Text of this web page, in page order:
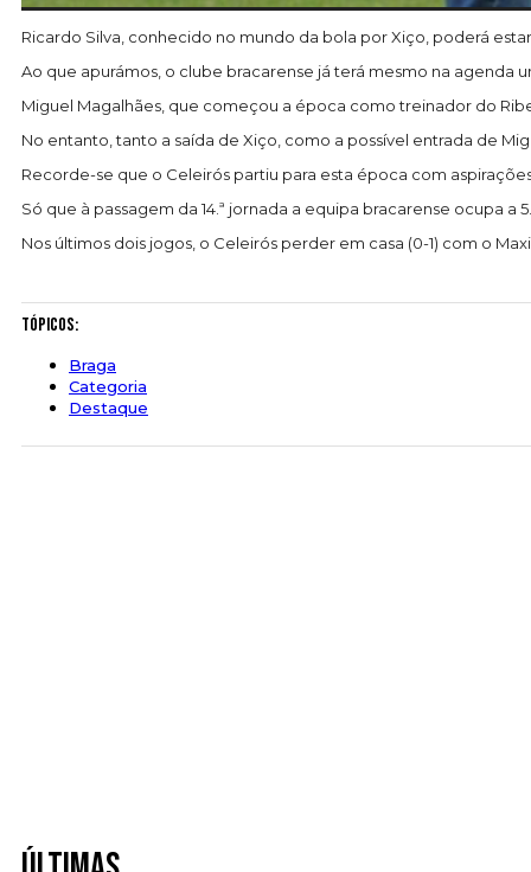
Ricardo Silva, conhecido no mundo da bola por Xiço, poderá
Ao que apurámos, o clube bracarense já terá mesmo na agenda
Miguel Magalhães, que começou a época como treinador do
No entanto, tanto a saída de Xiço, como a possível entrada de
Recorde-se que o Celeirós partiu para esta época com
Só que à passagem da 14.ª jornada a equipa bracarense ocupa
Nos últimos dois jogos, o Celeirós perder em casa (0-1) com o
Tópicos:
Braga
Categoria
Destaque